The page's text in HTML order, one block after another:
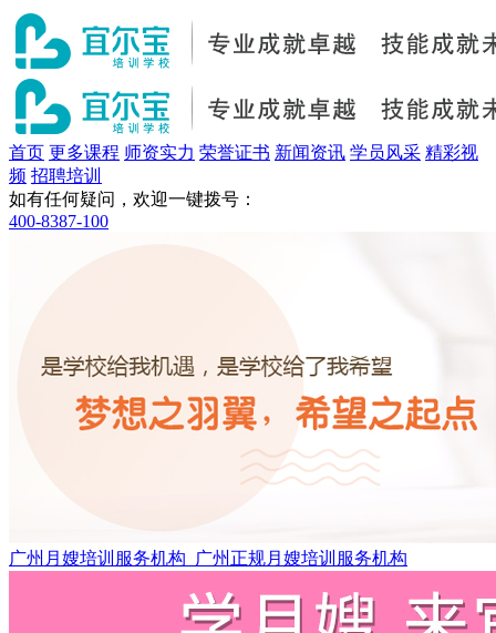
首页 更多课程 师资实力 荣誉证书 新闻资讯 学员风采 精彩视
频 招聘培训
如有任何疑问，欢迎一键拨号：
400-8387-100
广州月嫂培训服务机构_广州正规月嫂培训服务机构